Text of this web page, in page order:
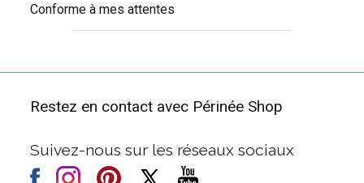
Conforme à mes attentes
Restez en contact avec Périnée Shop
Suivez-nous sur les réseaux sociaux